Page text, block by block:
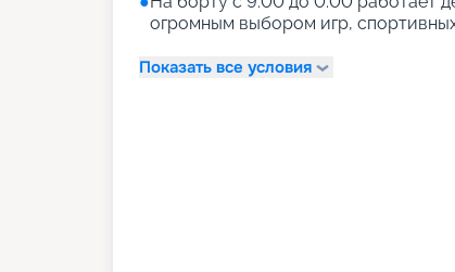
огромным выбором игр,
Показать все условия